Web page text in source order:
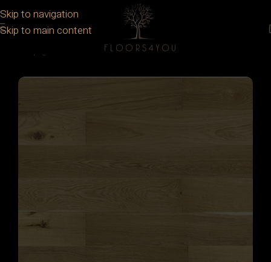
Skip to navigation
Skip to main content
Parchet lemn stratificat